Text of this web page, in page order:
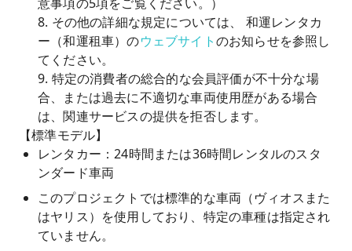
8. その他の詳細な規定については、 和運レンタカ
ー（和運租車）のウェブサイトのお知らせを参照し
てください。
9. 特定の消費者の総合的な会員評価が不十分な場
合、または過去に不適切な車両使用歴がある場合
は、関連サービスの提供を拒否します。
【標準モデル】
レンタカー：24時間または36時間レンタルのスタ
ンダード車両
このプロジェクトでは標準的な車両（ヴィオスまた
はヤリス）を使用しており、特定の車種は指定され
ていません。